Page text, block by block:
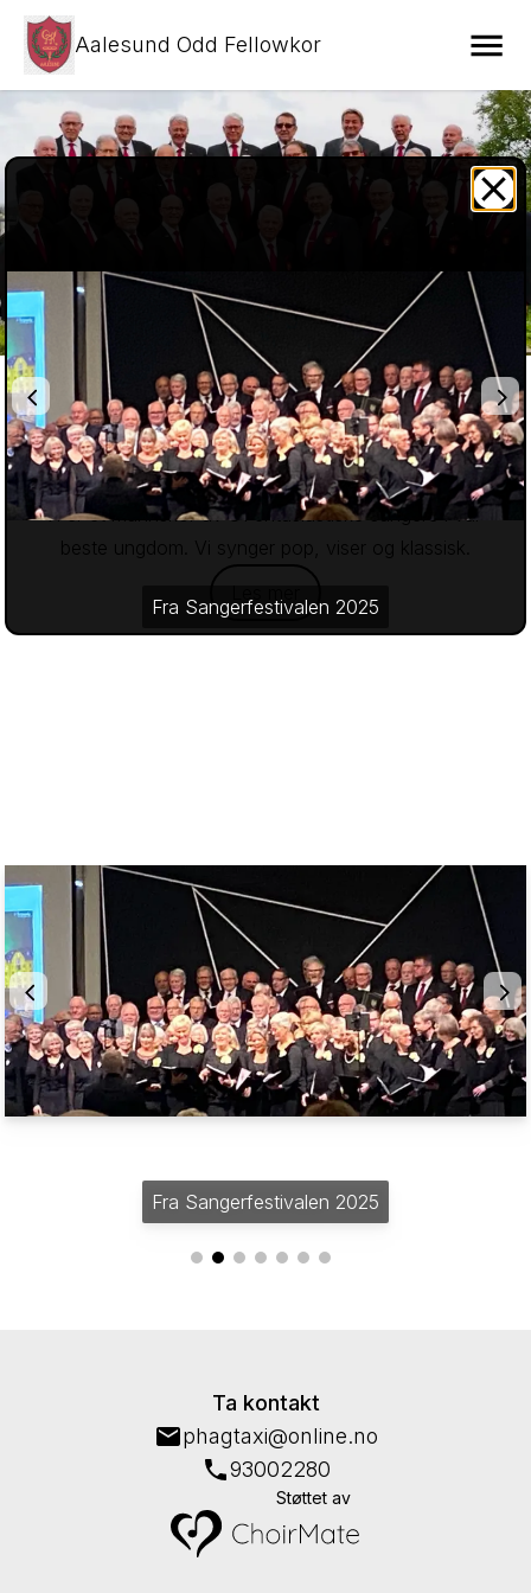
Aalesund Odd Fellowkor
Aalesund Odd Fellowkor
Velkommen til Aalesund Odd Fellowkor!
Vi er et mannskor av 31 entusiastiske sangere i vår
beste ungdom. Vi synger pop, viser og klassisk.
Les mer
Fra Sangerfestivalen 2025
Fra Sangerfestivalen 2025
Ta kontakt
phagtaxi@online.no
93002280
Støttet av